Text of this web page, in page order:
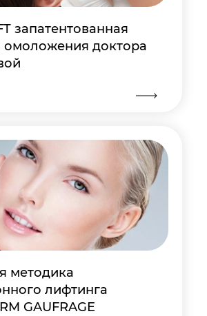
запатентованная
омоложения доктора
методика
лифтинга
GAUFRAGE